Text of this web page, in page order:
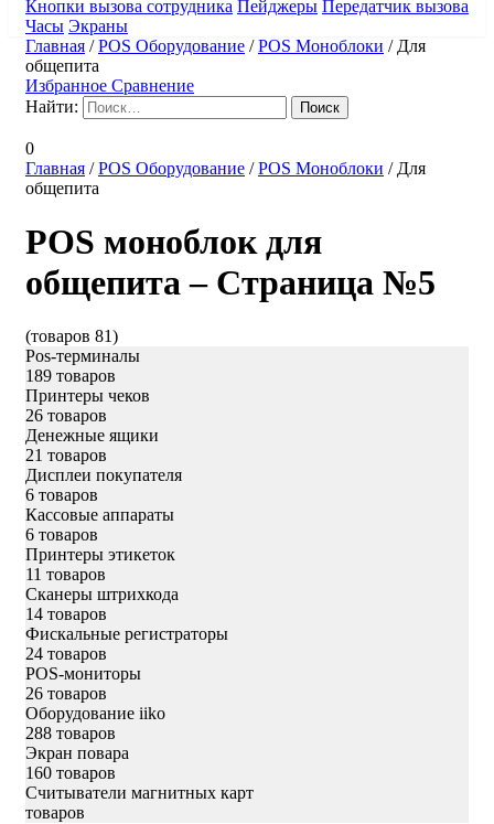
Кнопки вызова сотрудника Пейджеры Передатчик вызова
Часы Экраны
Главная /POS Оборудование /POS Моноблоки / Для
общепита
Избранное Сравнение
Найти:
0
Главная /POS Оборудование /POS Моноблоки / Для
общепита
POS моноблок для
общепита – Страница №5
(товаров 81)
Pos-терминалы
189 товаров
Принтеры чеков
26 товаров
Денежные ящики
21 товаров
Дисплеи покупателя
6 товаров
Кассовые аппараты
6 товаров
Принтеры этикеток
11 товаров
Сканеры штрихкода
14 товаров
Фискальные регистраторы
24 товаров
POS-мониторы
26 товаров
Оборудование iiko
288 товаров
Экран повара
160 товаров
Считыватели магнитных карт
товаров